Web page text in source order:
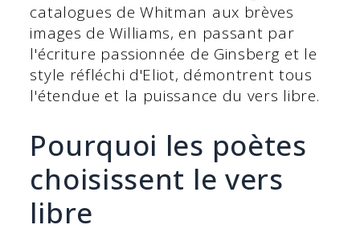
catalogues de Whitman aux brèves
images de Williams, en passant par
l'écriture passionnée de Ginsberg et le
style réfléchi d'Eliot, démontrent tous
l'étendue et la puissance du vers libre.
Pourquoi les poètes
choisissent le vers
libre